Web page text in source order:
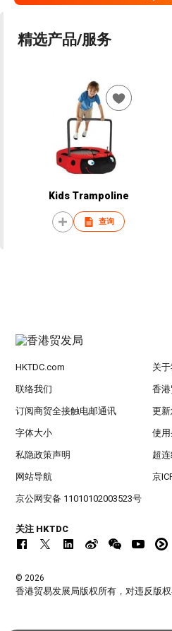
精选产品/服务
Kids Trampoline
查询
HKTDC.com 关
联络我们 香
订阅商贸全接触电邮通讯 更
字体大小 使
私隐政策声明 超
网站导航 京
京公网安备 11010102003523号
关注 HKTDC
© 2026
香港贸易发展局版权所有，对违反版权